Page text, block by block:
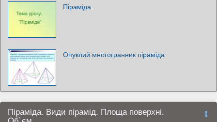
Піраміда
Опуклий многогранник піраміда
Піраміда. Види пірамід. Площа поверхні.